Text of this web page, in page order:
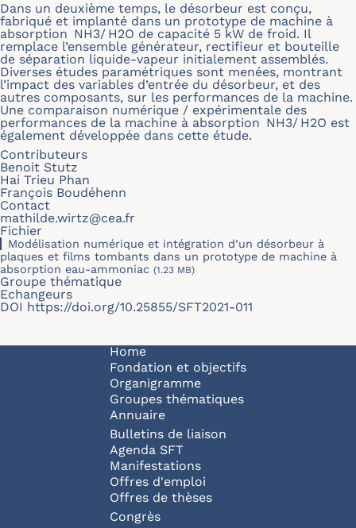
Dans un deuxième temps, le désorbeur est conçu,
fabriqué et implanté dans un prototype de machine à
absorption NH3/ H2O de capacité 5 kW de froid. Il
remplace l’ensemble générateur, rectifieur et bouteille
de séparation liquide-vapeur initialement assemblés.
Diverses études paramétriques sont menées, montrant
l’impact des variables d’entrée du désorbeur, et des
autres composants, sur les performances de la machine.
Une comparaison numérique / expérimentale des
performances de la machine à absorption NH3/ H2O est
également développée dans cette étude.
Contributeurs
Benoit Stutz
Hai Trieu Phan
François Boudéhenn
Contact
mathilde.wirtz@cea.fr
Fichier
Modélisation numérique et intégration d’un désorbeur à
plaques et films tombants dans un prototype de machine à
absorption eau-ammoniac (1.23 MB)
Groupe thématique
Echangeurs
DOI https://doi.org/10.25855/SFT2021-011
Navigation principale
Home
Fondation et objectifs
Organigramme
Groupes thématiques
Annuaire
Bulletins de liaison
Agenda SFT
Manifestations
Offres d'emploi
Offres de thèses
Congrès